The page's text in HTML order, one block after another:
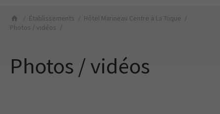
Établissements
Hôtel Marineau Centre à La Tuque
Photos / vidéos
Photos / vidéos